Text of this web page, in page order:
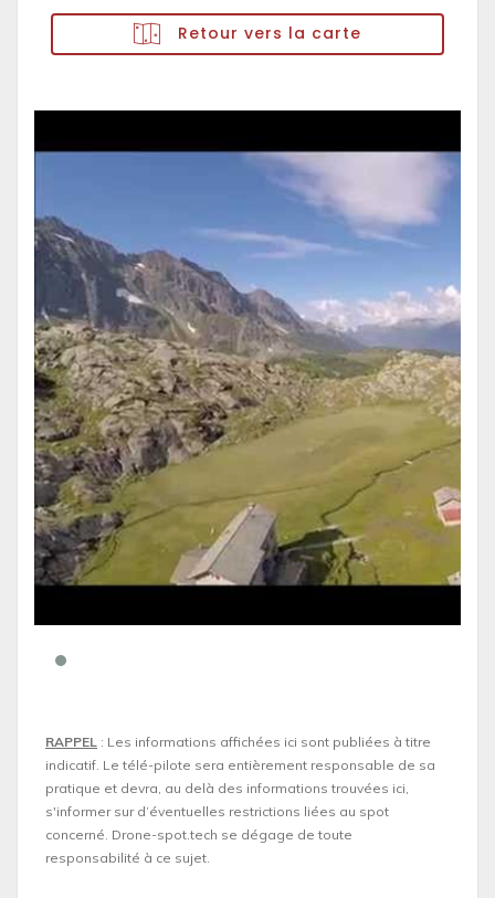
Retour vers la carte
RAPPEL : Les informations affichées ici sont publiées à titre
indicatif. Le télé-pilote sera entièrement responsable de sa
pratique et devra, au delà des informations trouvées ici,
s'informer sur d’éventuelles restrictions liées au spot
concerné. Drone-spot.tech se dégage de toute
responsabilité à ce sujet.